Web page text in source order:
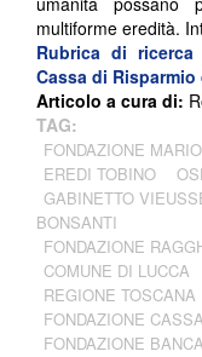
multiforme eredità.
Rubrica di
Cassa di Risparmio
Articolo a cura di:
TAG:
FONDAZIONE
EREDI TOBINO
GABINETTO
BONSANTI
FONDAZIONE
COMUNE DI LUCCA
REGIONE TOSCANA
FONDAZIONE
FONDAZIONE